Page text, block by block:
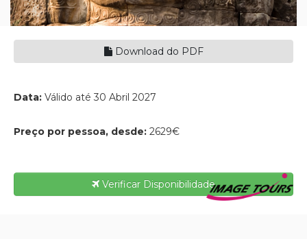
Download do PDF
Data: Válido até 30 Abril 2027
Preço por pessoa, desde: 2629€
Verificar Disponibilidade